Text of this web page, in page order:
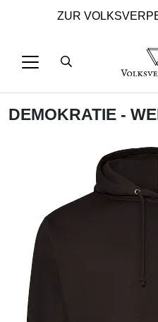
ZUR
DEMOKRATIE -